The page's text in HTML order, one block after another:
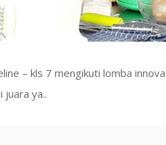
– kls 7 mengikuti lomba
juara ya..